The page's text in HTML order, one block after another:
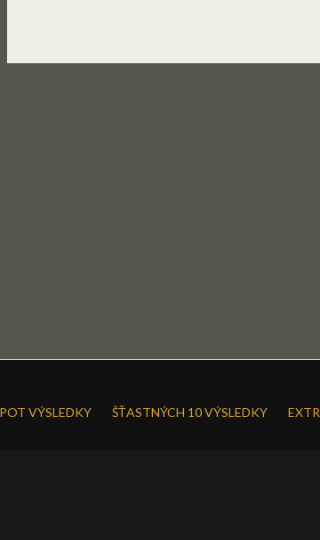
VÝSLEDKY ŠŤASTNÝCH 10 VÝSLEDKY